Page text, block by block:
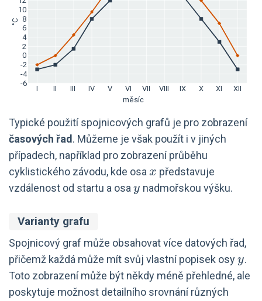
Typické použití spojnicových grafů je pro zobrazení
časových řad . Můžeme je však použít i v jiných
případech, například pro zobrazení průběhu
cyklistického závodu, kde osa x
x představuje
vzdálenost od startu a osa y
y nadmořskou výšku.
Varianty grafu
Spojnicový graf může obsahovat více datových řad,
přičemž každá může mít svůj vlastní popisek osyy
y.
Toto zobrazení může být někdy méně přehledné, ale
poskytuje možnost detailního srovnání různých